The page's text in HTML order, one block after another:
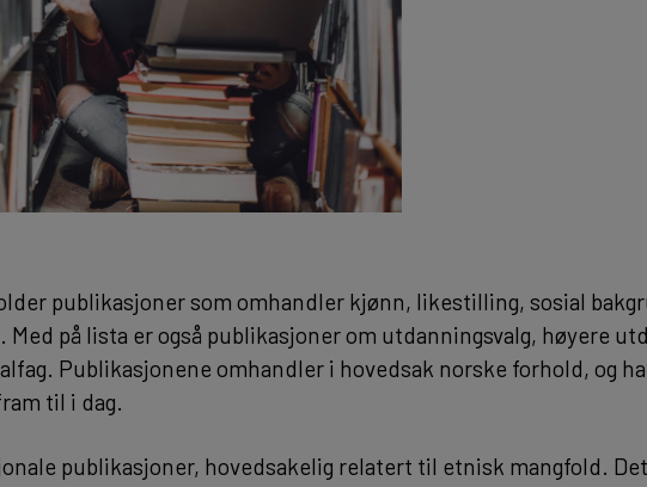
publikasjoner som omhandler kjønn, likestilling, sosial
på lista er også publikasjoner om utdanningsvalg, høyere
Publikasjonene omhandler i hovedsak norske forhold, og
til i dag.
publikasjoner, hovedsakelig relatert til etnisk mangfold.